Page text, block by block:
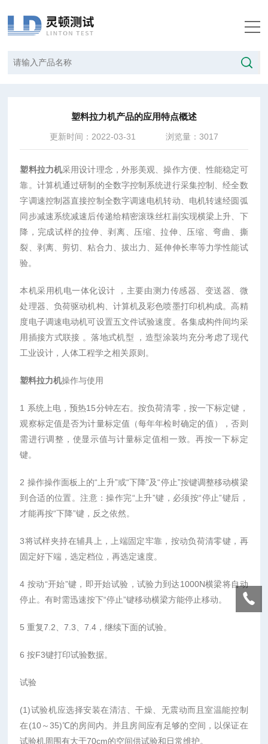
塑料拉力机产品的应用特点概述
更新时间：2022-03-31 浏览量：3017
塑料拉力机采用设计理念，外形美观、操作方便、性能稳定可
靠。计算机通过研制的全数字控制系统进行采集控制、经全数
字调速控制器直接控制全数字调速电机转动、电机转速经圆弧
同步减速系统减速后传递给精密滚珠丝杠副实现横梁上升、下
降，完成试样的拉伸、剥离、压缩、拉伸、压缩、弯曲、撕
裂、剥离、剪切、粘合力、拔出力、延伸伸长率等力学性能试
验。
本机采用机电一体化设计 ，主要由测力传感器、变送器、微
处理器、负荷驱动机构、计算机及彩色喷墨打印机构成。高精
度电子调速电动机可设置五文件试验速度。各集成构件间均采
用插接方式联接 。落地式机型 ，造型涂装均充分考虑了现代
工业设计，人体工程学之相关原则。
塑料拉力机操作与使用
1 系统上电，预热15分钟左右。按负荷清零，按一下标定键，
观察标定值是否为计量标定值（每年年检时确定的值），否则
需进行调整，使显示值与计量标定值相一致。再按一下标定
键。
2 操作操作面板上的“上升”或“下降”及“停止”按键调整移动横梁
到合适的位置。注意：操作完“上升”键，必须按“停止”键后，
才能再按“下降”键，反之依然。
3将试样夹持在辅具上，上端固定牢靠，按动负荷清零键，再
固定好下端，选定档位，再选定速度。
4 按动“开始”键，即开始试验，试验力到达1000N横梁将自动
停止。有时需迅速按下“停止”键移动横梁方能停止移动。
5 重复7.2、7.3、7.4，继续下面的试验。
6 按F3键打印试验数据。
试验
(1)试验机应选择安装在清洁、干燥、无震动而且室温能控制
在(10～35)℃的房间内。并且房间应有足够的空间，以保证在
试验机周围有大于70cm的空间供试验和日常维护。